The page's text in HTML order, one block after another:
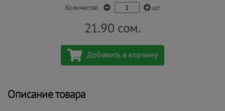
Количество шт
21.90 сом.
Добавить в корзину
Описание товара